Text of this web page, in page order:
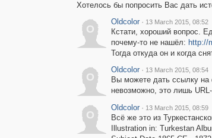
Хотелось бы попросить Вас дать
O
Oldcolor · 13 March 2015, 08:52
Кстати, хороший вопрос.
почему-то не нашёл: http://
Тогда откуда он и когда
O
Oldcolor · 13 March 2015, 08:54
Вы можете дать ссылку на
невозможно, это лишь
O
Oldcolor · 13 March 2015, 08:59
Всё же это из
Illustration in: Turkestan